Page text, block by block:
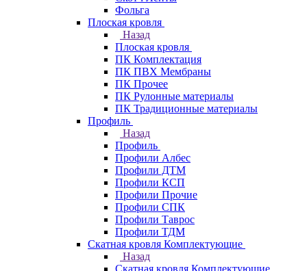
Фольга
Плоская кровля
Назад
Плоская кровля
ПК Комплектация
ПК ПВХ Мембраны
ПК Прочее
ПК Рулонные материалы
ПК Традиционные материалы
Профиль
Назад
Профиль
Профили Албес
Профили ДТМ
Профили КСП
Профили Прочие
Профили СПК
Профили Таврос
Профили ТДМ
Скатная кровля Комплектующие
Назад
Скатная кровля Комплектующие